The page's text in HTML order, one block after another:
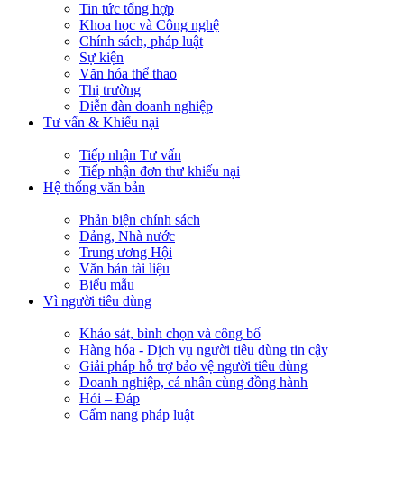
Tin tức tổng hợp
Khoa học và Công nghệ
Chính sách, pháp luật
Sự kiện
Văn hóa thể thao
Thị trường
Diễn đàn doanh nghiệp
Tư vấn & Khiếu nại
Tiếp nhận Tư vấn
Tiếp nhận đơn thư khiếu nại
Hệ thống văn bản
Phản biện chính sách
Đảng, Nhà nước
Trung ương Hội
Văn bản tài liệu
Biểu mẫu
Vì người tiêu dùng
Khảo sát, bình chọn và công bố
Hàng hóa - Dịch vụ người tiêu dùng tin cậy
Giải pháp hỗ trợ bảo vệ người tiêu dùng
Doanh nghiệp, cá nhân cùng đồng hành
Hỏi – Đáp
Cẩm nang pháp luật